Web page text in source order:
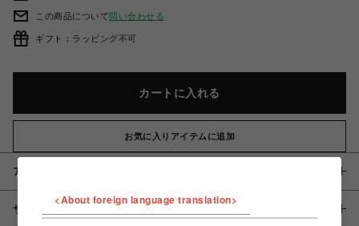
この商品について問い合わせる
ギフト：ラッピング不可
カートに入れる
お気に入りアイテムに追加
アイテム説明 / 素材
サイズ
<About foreign language translation>